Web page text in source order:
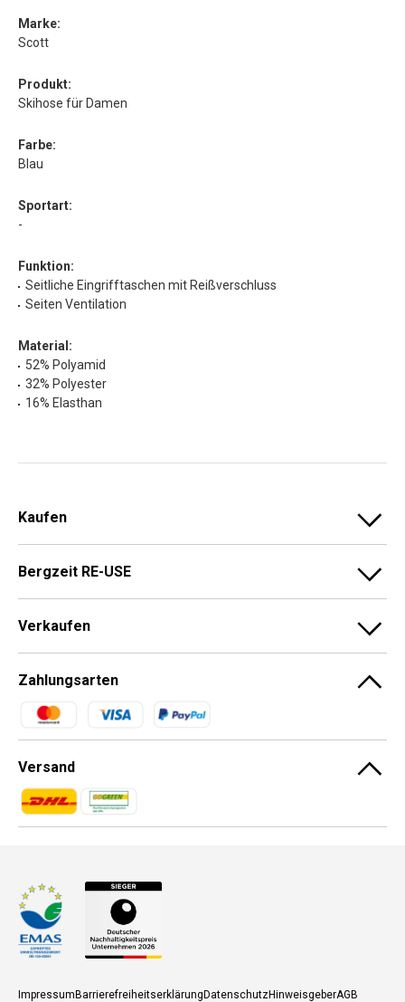
Marke:
Scott
Produkt:
Skihose für Damen
Farbe:
Blau
Sportart:
-
Funktion:
Seitliche Eingrifftaschen mit Reißverschluss
Seiten Ventilation
Material:
52% Polyamid
32% Polyester
16% Elasthan
Kaufen
Bergzeit RE-USE
Verkaufen
Zahlungsarten
Zahlungsmethoden
Versand
Zahlungsmethoden
Zahlungsmethoden
ImpressumBarrierefreiheitserklärungDatenschutzHinweisgeberAGB